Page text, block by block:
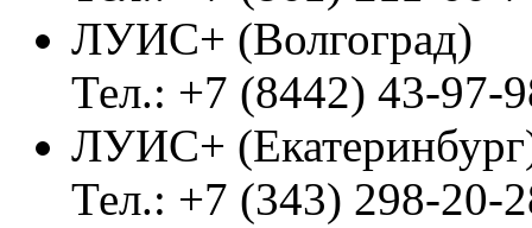
ЛУИС+ (Волгоград)
Тел.: +7 (8442) 43-97-
ЛУИС+
Тел.: +7 (343) 298-20-